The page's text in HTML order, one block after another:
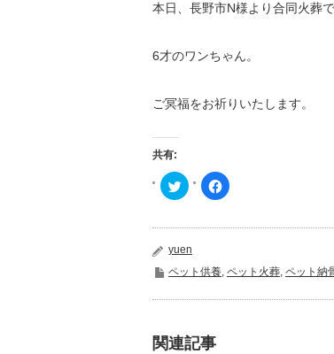
本日、長野市N様より合同火葬
6才のワンちゃん。
ご冥福をお祈りいたします。
共有:
ク
リ
し
Twitter
で
共
有
し
ィ
ン
Facebook
で
す
ク
リ
ク
yuen
ペット供養, ペット火葬, ペット納
関連記事